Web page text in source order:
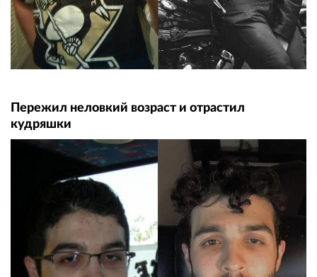
Пережил неловкий возраст и отрастил
кудряшки